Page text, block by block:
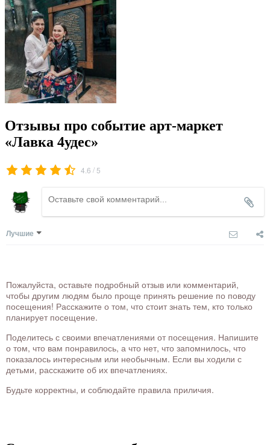
Отзывы про событие арт-маркет
«Лавка 4удес»
4.6 / 5
Лучшие
Пожалуйста, оставьте подробный отзыв или комментарий,
чтобы другим людям было проще принять решение по поводу
посещения! Расскажите о том, что стоит знать тем, кто только
планирует посещение.
Поделитесь с своими впечатлениями от посещения. Напишите
о том, что вам понравилось, а что нет, что запомнилось, что
показалось интересным или необычным. Если вы ходили с
детьми, расскажите об их впечатлениях.
Будьте корректны, и соблюдайте правила приличия.